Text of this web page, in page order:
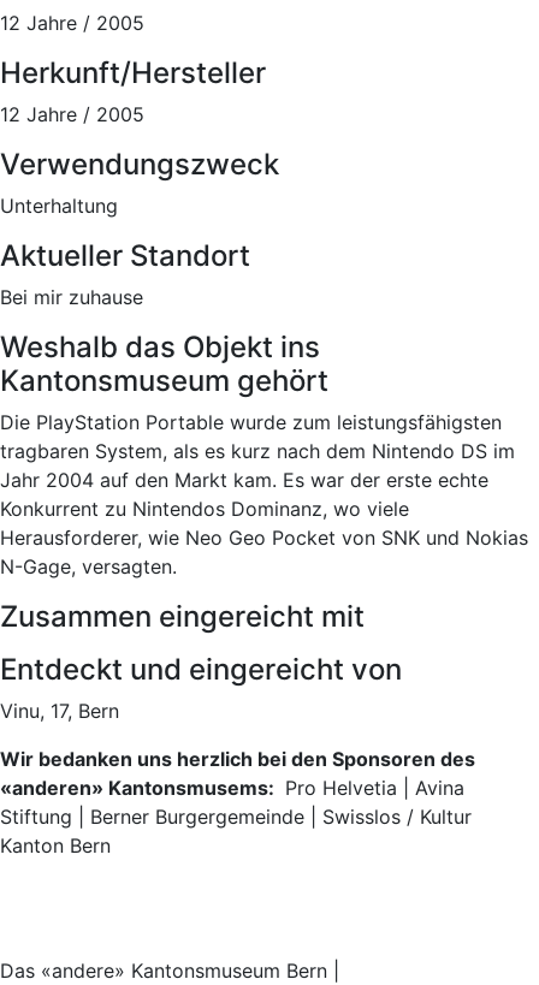
12 Jahre / 2005
Herkunft/Hersteller
12 Jahre / 2005
Verwendungszweck
Unterhaltung
Aktueller Standort
Bei mir zuhause
Weshalb das Objekt ins
Kantonsmuseum gehört
Die PlayStation Portable wurde zum leistungsfähigsten
tragbaren System, als es kurz nach dem Nintendo DS im
Jahr 2004 auf den Markt kam. Es war der erste echte
Konkurrent zu Nintendos Dominanz, wo viele
Herausforderer, wie Neo Geo Pocket von SNK und Nokias
N-Gage, versagten.
Zusammen eingereicht mit
Entdeckt und eingereicht von
Vinu, 17, Bern
Wir bedanken uns herzlich bei den Sponsoren des
«anderen» Kantonsmusems: Pro Helvetia | Avina
Stiftung | Berner Burgergemeinde | Swisslos / Kultur
Kanton Bern
Das «andere» Kantonsmuseum Bern |